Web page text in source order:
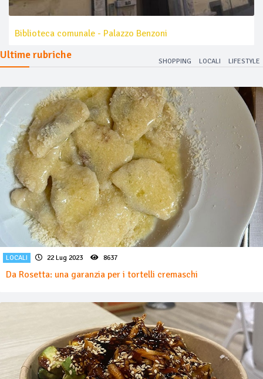
Biblioteca comunale - Palazzo Benzoni
Ultime rubriche
SHOPPING LOCALI LIFESTYLE
LOCALI 22 Lug 2023 8637
Da Rosetta: una garanzia per i tortelli cremaschi